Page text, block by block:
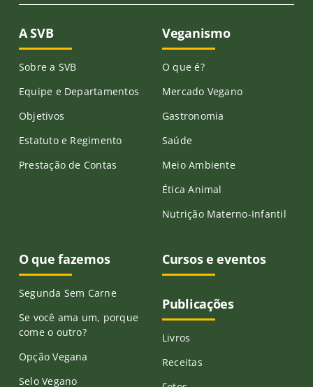
A SVB
Sobre a SVB
Equipe e Departamentos
Objetivos
Estatuto e Regimento
Prestação de Contas
Veganismo
O que é?
Mercado Vegano
Gastronomia
Saúde
Meio Ambiente
Ética Animal
Nutrição Materno-Infantil
O que fazemos
Segunda Sem Carne
Se você ama um, porque
come o outro?
Opção Vegana
Selo Vegano
Cursos e eventos
Publicações
Livros
Receitas